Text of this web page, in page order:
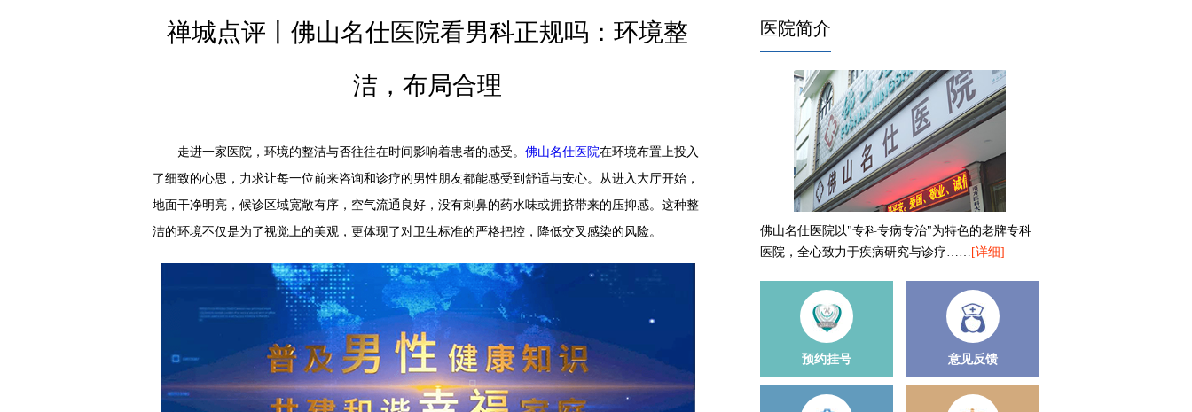
禅城点评丨佛山名仕医院看男科正规吗：环境整
洁，布局合理
走进一家医院，环境的整洁与否往往在时间影响着患者的感受。 佛山名仕医院在环境布置上投入
了细致的心思，力求让每一位前来咨询和诊疗的男性朋友都能感受到舒适与安心。从进入大厅开始，
地面干净明亮，候诊区域宽敞有序，空气流通良好，没有刺鼻的药水味或拥挤带来的压抑感。这种整
洁的环境不仅是为了视觉上的美观，更体现了对卫生标准的严格把控，降低交叉感染的风险。
医院简介
佛山名仕医院以"专科专病专治"为特色的老牌专科
医院，全心致力于疾病研究与诊疗…… [详细]
预约挂号 意见反馈